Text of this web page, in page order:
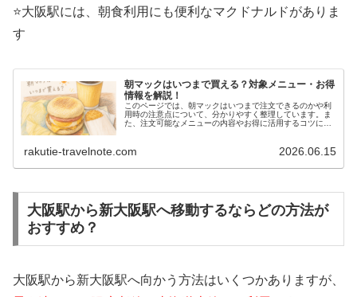
⭐大阪駅には、朝食利用にも便利なマクドナルドがありま
す
朝マックはいつまで買える？対象メニュー・お得
情報を解説！
このページでは、朝マックはいつまで注文できるのかや利
用時の注意点について、分かりやすく整理しています。ま
た、注文可能なメニューの内容やお得に活用するコツにつ
rakutie-travelnote.com 2026.06.15
大阪駅から新大阪駅へ移動するならどの方法が
おすすめ？
大阪駅から新大阪駅へ向かう方法はいくつかありますが、